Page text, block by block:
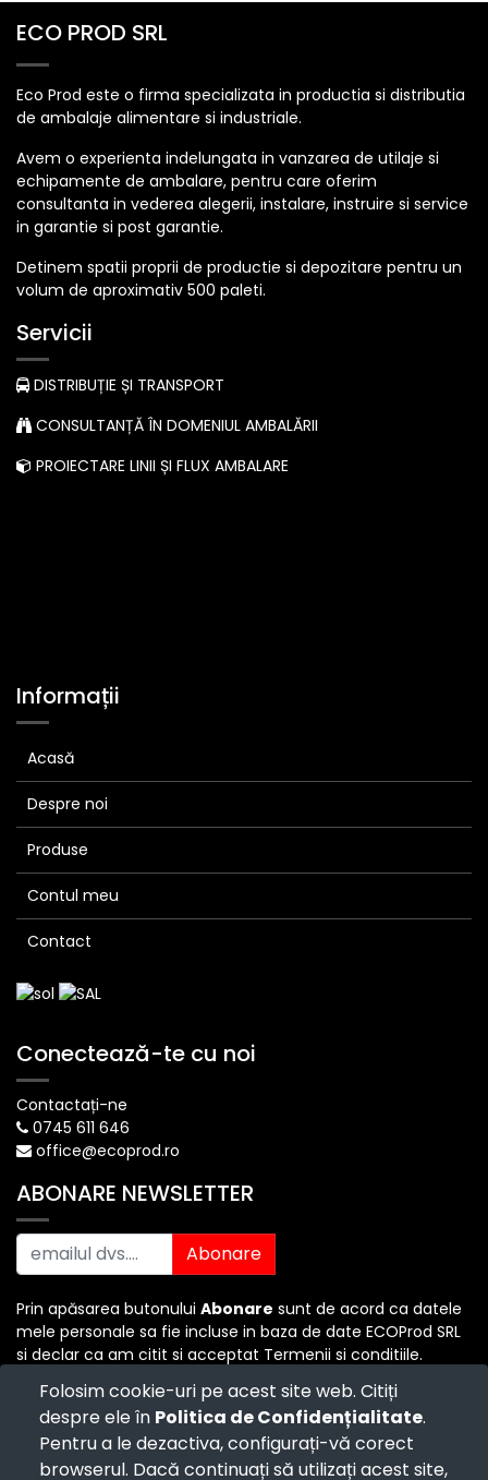
Folosim cookie-uri pe acest site web. Citiți
despre ele în Politica de Confidențialitate.
Pentru a le dezactiva, configurați-vă corect
browserul. Dacă continuați să utilizați acest site,
ECO PROD SRL
Eco Prod este o firma specializata in productia si distributia
de ambalaje alimentare si industriale.
Avem o experienta indelungata in vanzarea de utilaje si
echipamente de ambalare, pentru care oferim
consultanta in vederea alegerii, instalare, instruire si service
in garantie si post garantie.
Detinem spatii proprii de productie si depozitare pentru un
volum de aproximativ 500 paleti.
Servicii
DISTRIBUȚIE ȘI TRANSPORT
CONSULTANȚĂ ÎN DOMENIUL AMBALĂRII
PROIECTARE LINII ȘI FLUX AMBALARE
Informații
Acasă
Despre noi
Produse
Contul meu
Contact
Conectează-te cu noi
Contactați-ne
0745 611 646
office@ecoprod.ro
ABONARE NEWSLETTER
Abonare
Prin apăsarea butonului Abonare sunt de acord ca datele
mele personale sa fie incluse in baza de date ECOProd SRL
si declar ca am citit si acceptat Termenii si conditiile.
Copyright © ECO PROD SRL -Termenii si Conditiile
Politica de Confidențialitate -Consultanță juridică
Politica de retur -Cum cumpăr?